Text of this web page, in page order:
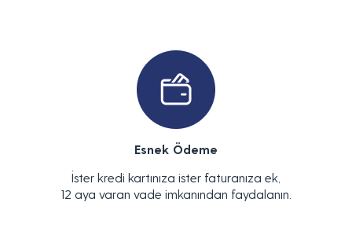
Esnek Ödeme
İster kredi kartınıza ister faturanıza ek,
12 aya varan vade imkanından faydalanın.